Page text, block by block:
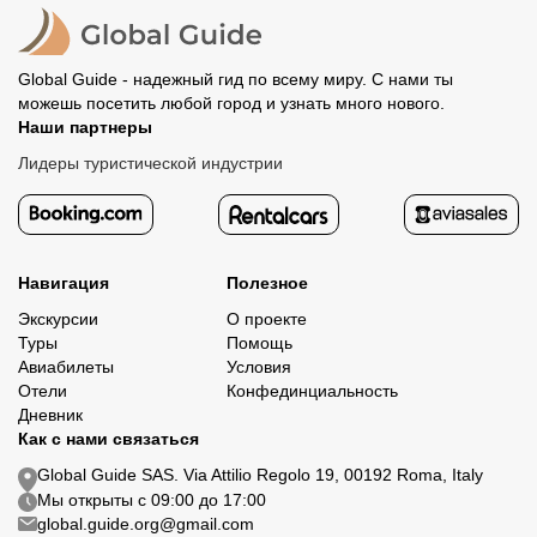
организатору напрямую не требуется.
Global Guide - надежный гид по всему миру. С нами ты
можешь посетить любой город и узнать много нового.
Наши партнеры
Лидеры туристической индустрии
Навигация
Экскурсии
Туры
Авиабилеты
Отели
Дневник
Полезное
О проекте
Помощь
Условия
Конфединциальность
Как с нами связаться
Global Guide SAS. Via Attilio Regolo 19, 00192 Roma, Italy
Мы открыты с 09:00 до 17:00
global.guide.org@gmail.com